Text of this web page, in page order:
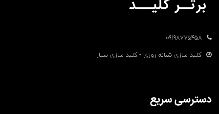
09198775458
کلید سازی شبانه روزی - کلید سازی سیار
دسترسی سریع